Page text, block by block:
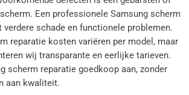
Een professionele Samsung scherm
schade en functionele problemen.
reparatie kosten variëren per model, maar
wij transparante en eerlijke tarieven.
scherm reparatie goedkoop aan, zonder
aan kwaliteit.